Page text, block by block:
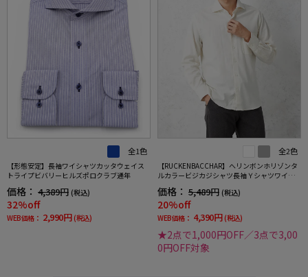
全1色
【形態安定】長袖ワイシャツカッタウェイス
トライプビバリーヒルズポロクラブ通年
価格： 4,389円 (税込)
32%off
WEB価格： 2,990円 (税込)
全2色
【RUCKENBACCHAR】へリンボンホリゾンタ
ルカラービジカジシャツ長袖Ｙシャツワイシ
価格： 5,489円 (税込)
20%off
WEB価格： 4,390円 (税込)
★2点で1,000円OFF／3点で3,00
0円OFF対象